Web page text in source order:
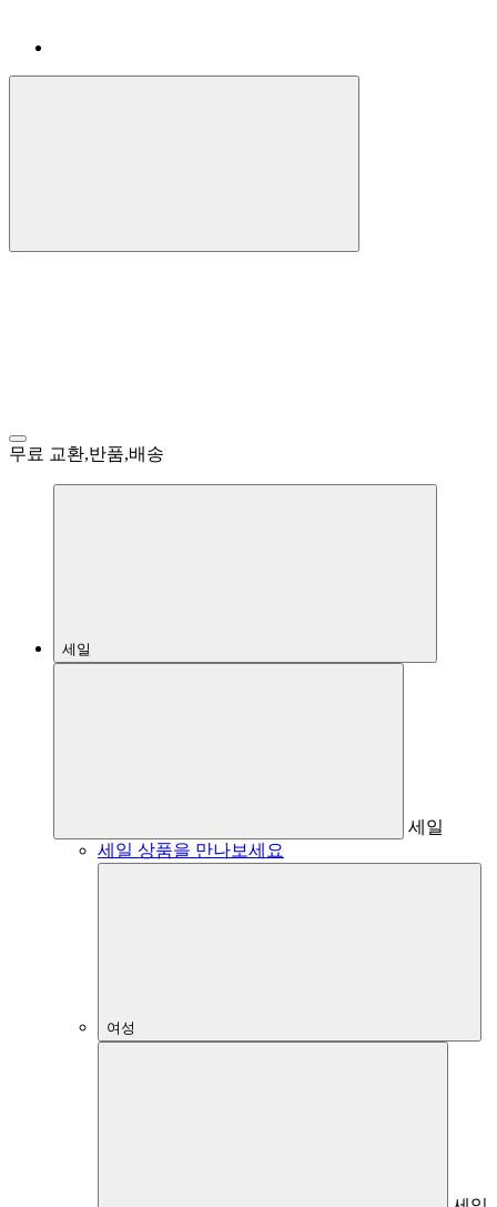
무료 교환,반품,배송
세일
세일
세일 상품을 만나보세요
여성